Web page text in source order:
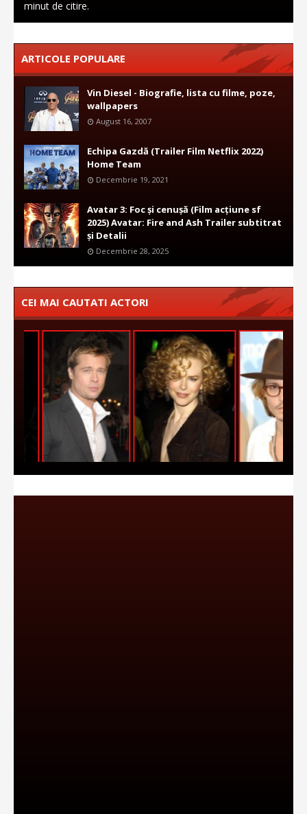
minut de citire.
ARTICOLE POPULARE
Vin Diesel - Biografie, lista cu filme, poze,
wallpapers
August 16, 2007
Echipa Gazdă (Trailer Film Netflix 2022)
Home Team
Decembrie 19, 2021
Avatar 3: Foc și cenușă (Film acțiune sf
2025) Avatar: Fire and Ash Trailer subtitrat
și Detalii
Decembrie 28, 2025
CEI MAI CAUTATI ACTORI